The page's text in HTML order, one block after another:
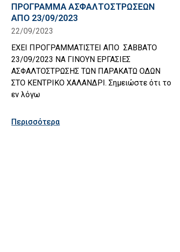
ΠΡΟΓΡΑΜΜΑ ΑΣΦΑΛΤΟΣΤΡΩΣΕΩΝ
ΑΠΟ 23/09/2023
22/09/2023
ΕΧΕΙ ΠΡΟΓΡΑΜΜΑΤΙΣΤΕΙ ΑΠΟ ΣΑΒΒΑΤΟ
23/09/2023 ΝΑ ΓΙΝΟΥΝ ΕΡΓΑΣΙΕΣ
ΑΣΦΑΛΤΟΣΤΡΩΣΗΣ ΤΩΝ ΠΑΡΑΚΑΤΩ ΟΔΩΝ
ΣΤΟ KΕΝΤΡΙΚΟ ΧΑΛΑΝΔΡΙ. Σημειώστε ότι το
εν λόγω
Περισσότερα